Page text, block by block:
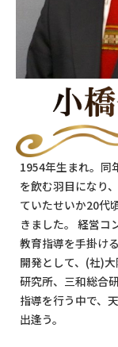
1954年生まれ。同
を飲む羽目になり
ていたせいか20代
きました。 経営コ
教育指導を手掛け
開発として、(社)
研究所、三和総合
指導を行う中で、
出逢う。